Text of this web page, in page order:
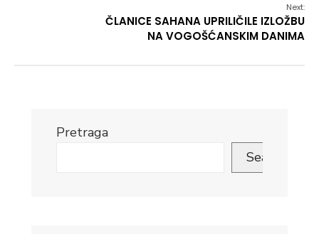
Next:
ČLANICE SAHANA UPRILIČILE IZLOŽBU
NA VOGOŠĆANSKIM DANIMA
Pretraga
Search